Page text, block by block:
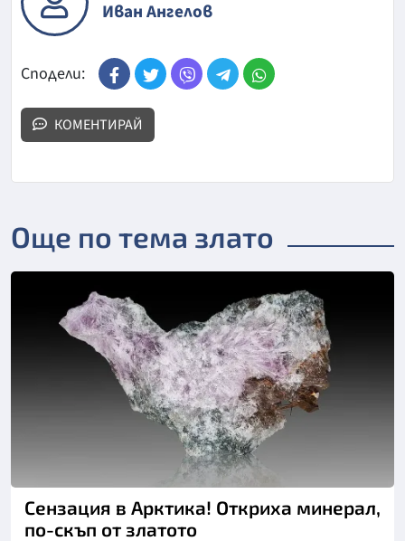
Иван Ангелов
Сподели:
КОМЕНТИРАЙ
Още по тема злато
Сензация в Арктика! Откриха минерал,
по-скъп от златото